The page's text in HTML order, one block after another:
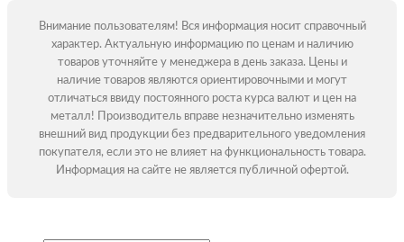
Внимание пользователям! Вся информация носит справочный
характер. Актуальную информацию по ценам и наличию
товаров уточняйте у менеджера в день заказа. Цены и
наличие товаров являются ориентировочными и могут
отличаться ввиду постоянного роста курса валют и цен на
металл! Производитель вправе незначительно изменять
внешний вид продукции без предварительного уведомления
покупателя, если это не влияет на функциональность товара.
Информация на сайте не является публичной офертой.